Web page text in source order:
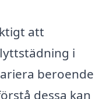
att
i
beroende
dessa kan